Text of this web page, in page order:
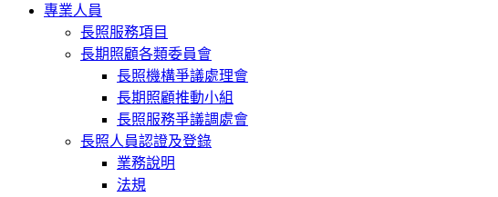
專業人員
長照服務項目
長期照顧各類委員會
長照機構爭議處理會
長期照顧推動小組
長照服務爭議調處會
長照人員認證及登錄
業務說明
法規